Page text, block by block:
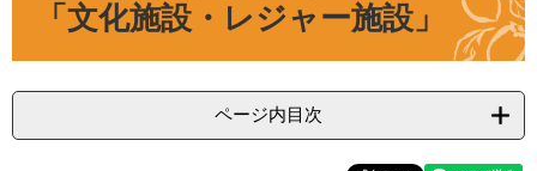
「文化施設・レジャー施設」
ページ内目次